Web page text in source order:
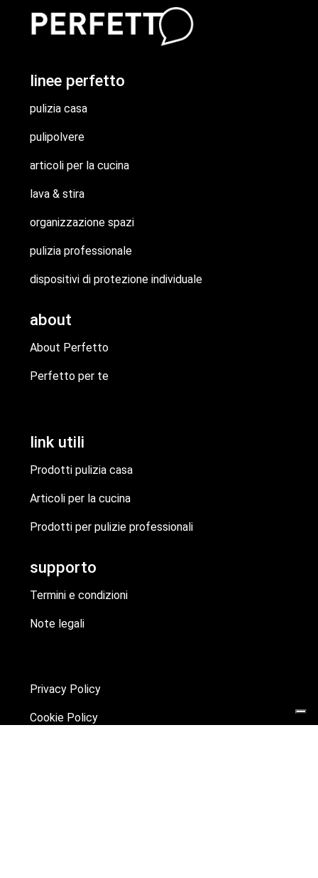
linee perfetto
pulizia casa
pulipolvere
articoli per la cucina
lava & stira
organizzazione spazi
pulizia professionale
dispositivi di protezione individuale
about
About Perfetto
Perfetto per te
link utili
Prodotti pulizia casa
Articoli per la cucina
Prodotti per pulizie professionali
supporto
Termini e condizioni
Note legali
Privacy Policy
Cookie Policy